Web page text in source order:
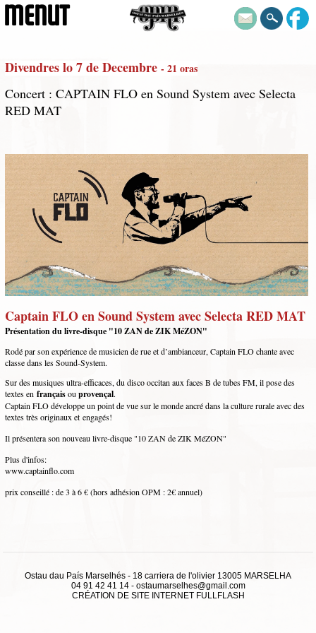
MENUT
Divendres lo 7 de Decembre - 21 oras
Concert : CAPTAIN FLO en Sound System avec Selecta
RED MAT
Captain FLO en Sound System avec Selecta RED MAT
Présentation du livre-disque "10 ZAN de ZIK MéZON"
Rodé par son expérience de musicien de rue et d’ambianceur, Captain FLO chante avec
classe dans les Sound-System.
Sur des musiques ultra-efficaces, du disco occitan aux faces B de tubes FM, il pose des
textes en françaisouprovençal.
Captain FLO développe un point de vue sur le monde ancré dans la culture rurale avec des
textes très originaux et engagés!
Il présentera son nouveau livre-disque "10 ZAN de ZIK MéZON"
Plus d'infos:
www.captainflo.com
prix conseillé : de 3 à 6 € (hors adhésion OPM : 2€ annuel)
Ostau dau País Marselhés - 18 carriera de l'olivier 13005 MARSELHA
04 91 42 41 14- ostaumarselhes@gmail.com
CRÉATION DE SITE INTERNET FULLFLASH